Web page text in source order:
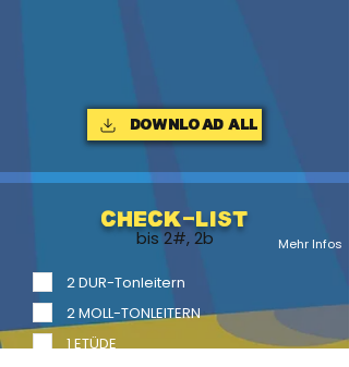
Download ALL
Check-List
bis 2#, 2b Mehr Infos
2 DUR-Tonleitern
2 MOLL-TONLEITERN
1 ETÜDE